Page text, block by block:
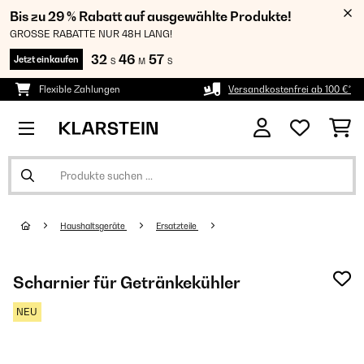
Bis zu 29 % Rabatt auf ausgewählte Produkte!
GROSSE RABATTE NUR 48H LANG!
Jetzt einkaufen 32 S 46 M 55 S
Flexible Zahlungen Versandkostenfrei ab 100 €*
Haushaltsgeräte Ersatzteile
Scharnier für Getränkekühler
NEU